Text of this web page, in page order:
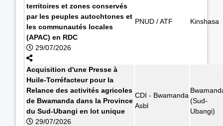
territoires et zones conservés
par les peuples autochtones et
les communautés locales
(APAC) en RDC
29/07/2026
PNUD / ATF Kinshasa
Acquisition d'une Presse à
Huile-Torréfacteur pour la
Relance des activités agricoles
de Bwamanda dans la Province
du Sud-Ubangi en lot unique
29/07/2026
CDI - Bwamanda
Asbl
(Sud-
Ubangi)